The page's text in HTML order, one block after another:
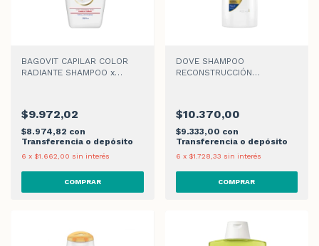
BAGOVIT CAPILAR COLOR
RADIANTE SHAMPOO x
$9.972,02
$8.974,82 con
Transferencia o depósito
6 x $1.662,00 sin interés
DOVE SHAMPOO
RECONSTRUCCIÓN
$10.370,00
$9.333,00 con
Transferencia o depósito
6 x $1.728,33 sin interés